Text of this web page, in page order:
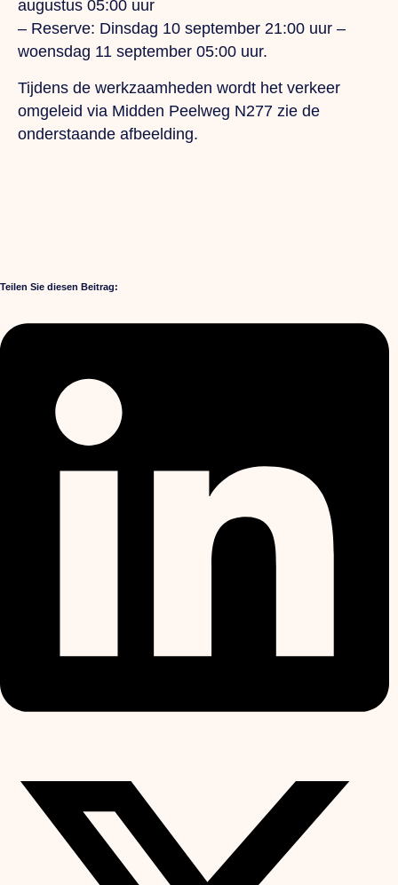
augustus 05:00 uur
– Reserve: Dinsdag 10 september 21:00 uur –
woensdag 11 september 05:00 uur.
Tijdens de werkzaamheden wordt het verkeer
omgeleid via Midden Peelweg N277 zie de
onderstaande afbeelding.
Teilen Sie diesen Beitrag: